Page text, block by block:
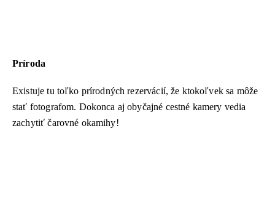
Príroda
Existuje tu toľko prírodných rezervácií, že ktokoľvek sa môže
stať fotografom. Dokonca aj obyčajné cestné kamery vedia
zachytiť čarovné okamihy!